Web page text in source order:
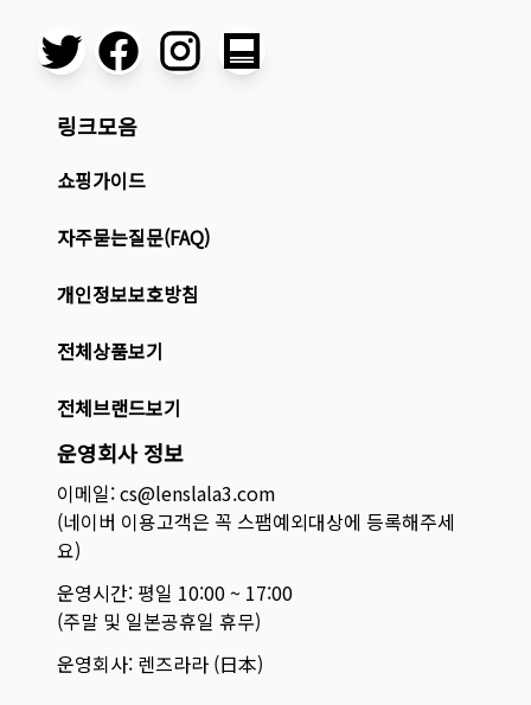
링크모음
쇼핑가이드
자주묻는질문(FAQ)
개인정보보호방침
전체상품보기
전체브랜드보기
운영회사 정보
이메일: cs@lenslala3.com
(네이버 이용고객은 꼭 스팸예외대상에 등록해주세
요)
운영시간: 평일 10:00 ~ 17:00
(주말 및 일본공휴일 휴무)
운영회사: 렌즈라라 (日本)